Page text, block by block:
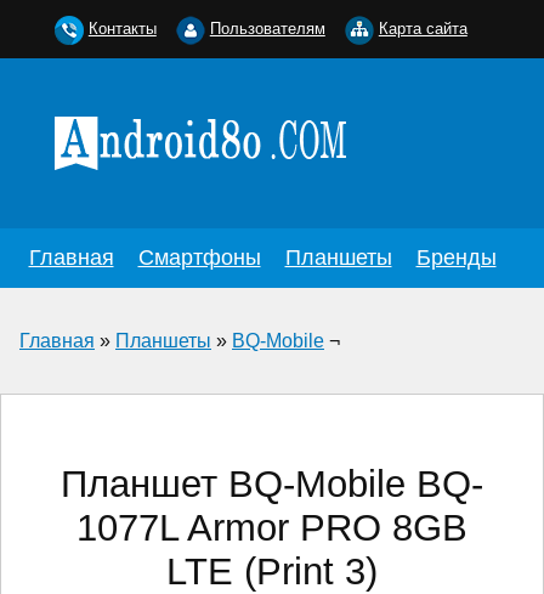
Главная Смартфоны Планшеты Бренды
Главная » Планшеты » BQ-Mobile ¬
Планшет BQ-Mobile BQ-
1077L Armor PRO 8GB
LTE (Print 3)
Контакты Пользователям Карта сайта